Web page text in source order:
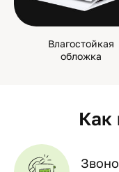
Влагостойкая
обложка
Как